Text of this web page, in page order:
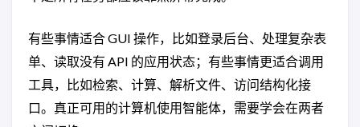
有些事情适合 GUI 操作，比如登录后台、处理复杂表
单、读取没有 API 的应用状态；有些事情更适合调用
工具，比如检索、计算、解析文件、访问结构化接
口。真正可用的计算机使用智能体，需要学会在两者